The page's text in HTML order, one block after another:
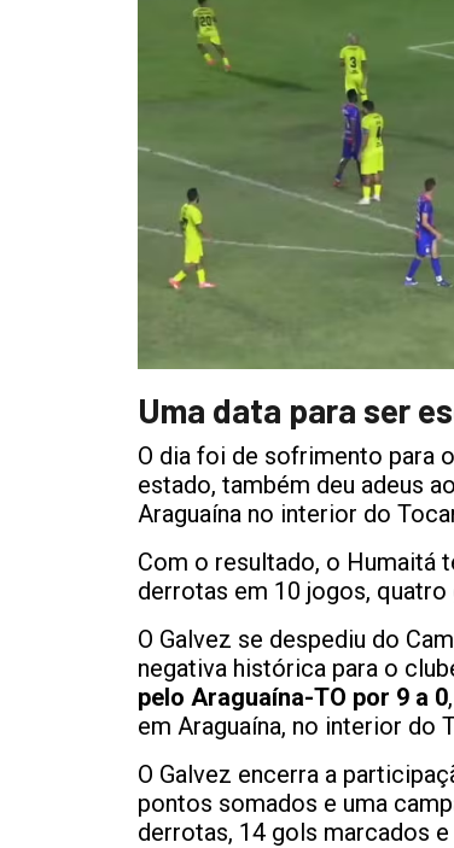
Uma data para ser
O dia foi de sofrimento para
estado, também deu adeus
Araguaína no interior do
Com o resultado, o Humaitá
derrotas em 10 jogos,
O Galvez se despediu do
negativa histórica para o
pelo Araguaína-TO por 9 a 0
em Araguaína, no interior do
O Galvez encerra a
pontos somados e uma
derrotas, 14 gols marcados